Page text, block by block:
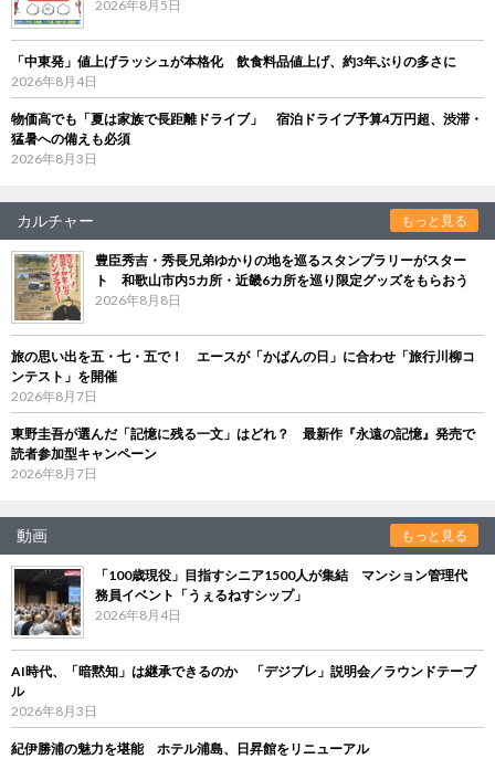
2026年8月5日
「中東発」値上げラッシュが本格化 飲食料品値上げ、約3年ぶりの多さに
2026年8月4日
物価高でも「夏は家族で長距離ドライブ」 宿泊ドライブ予算4万円超、渋滞・
猛暑への備えも必須
2026年8月3日
カルチャー もっと見る
豊臣秀吉・秀長兄弟ゆかりの地を巡るスタンプラリーがスター
ト 和歌山市内5カ所・近畿6カ所を巡り限定グッズをもらおう
2026年8月8日
旅の思い出を五・七・五で！ エースが「かばんの日」に合わせ「旅行川柳コ
ンテスト」を開催
2026年8月7日
東野圭吾が選んだ「記憶に残る一文」はどれ？ 最新作『永遠の記憶』発売で
読者参加型キャンペーン
2026年8月7日
動画 もっと見る
「100歳現役」目指すシニア1500人が集結 マンション管理代
務員イベント「うぇるねすシップ」
2026年8月4日
AI時代、「暗黙知」は継承できるのか 「デジブレ」説明会／ラウンドテーブ
ル
2026年8月3日
紀伊勝浦の魅力を堪能 ホテル浦島、日昇館をリニューアル